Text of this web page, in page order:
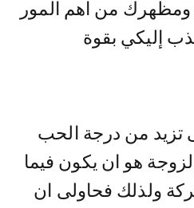
من اهم المور
إليكي بقوة
تزيد من درجة الحب
هو ان يكون فيما
ولذلك فحاولى ان